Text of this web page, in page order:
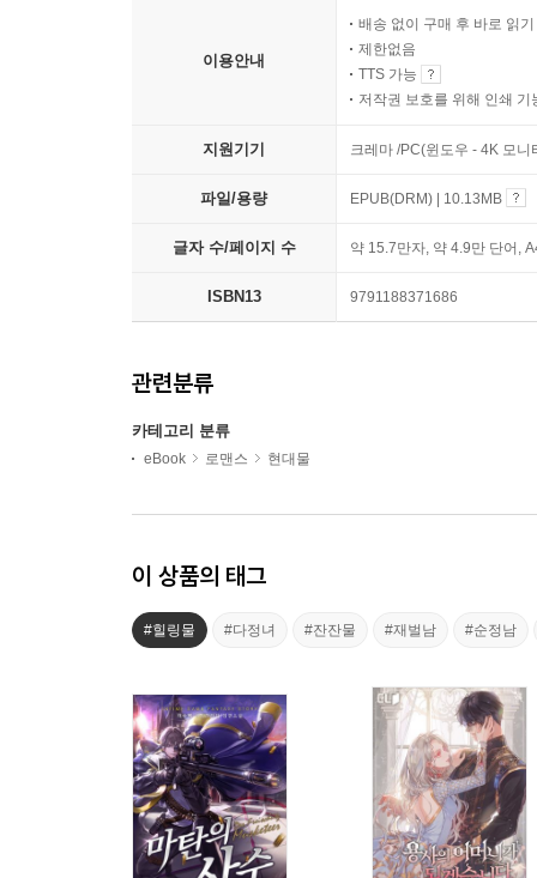
이용안내
배송 없이 구매 후 바로 읽기
제한없음
TTS 가능
저작권 보호를 위해 인쇄 기
지원기기 크레마 /PC(윈도우 - 4K 모
파일/용량 EPUB(DRM) | 10.13MB
글자 수/페이지 수 약 15.7만자, 약 4.9만 단어,
ISBN13 9791188371686
관련분류
카테고리 분류
eBook 로맨스 현대물
이 상품의 태그
#힐링물 #다정녀 #잔잔물 #재벌남 #순정남